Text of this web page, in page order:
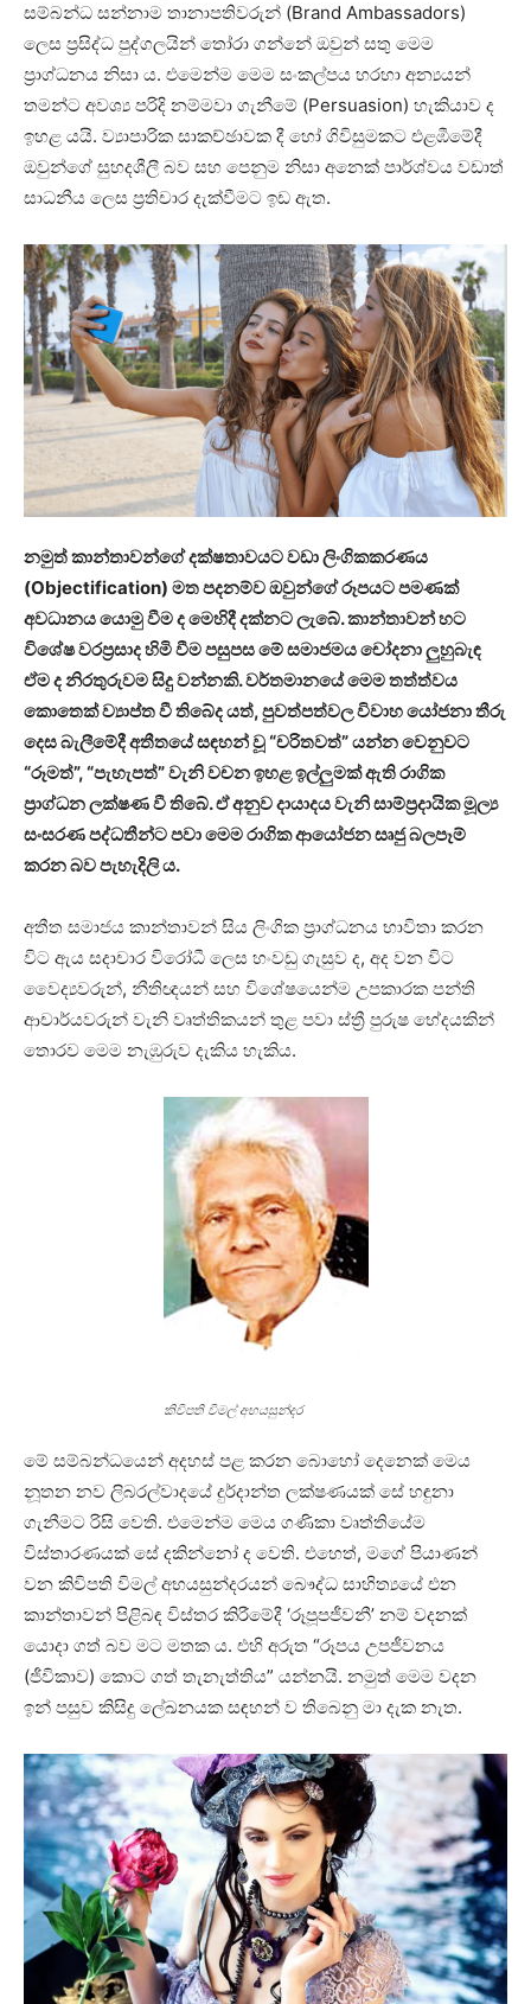
සම්බන්ධ සන්නාම තානාපතිවරුන් (Brand Ambassadors)
ලෙස ප්‍රසිද්ධ පුද්ගලයින් තෝරා ගන්නේ ඔවුන් සතු මෙම
ප්‍රාග්ධනය නිසා ය. එමෙන්ම මෙම සංකල්පය හරහා අන්‍යයන්
තමන්ට අවශ්‍ය පරිදි නම්මවා ගැනීමේ (Persuasion) හැකියාව ද
ඉහළ යයි. ව්‍යාපාරික සාකච්ඡාවක දී හෝ ගිවිසුමකට එළඹීමේදී
ඔවුන්ගේ සුහදශීලී බව සහ පෙනුම නිසා අනෙක් පාර්ශ්වය වඩාත්
සාධනීය ලෙස ප්‍රතිචාර දැක්වීමට ඉඩ ඇත.
නමුත් කාන්තාවන්ගේ දක්ෂතාවයට වඩා ලිංගිකකරණය
(Objectification) මත පදනම්ව ඔවුන්ගේ රූපයට පමණක්
අවධානය යොමු වීම ද මෙහිදී දක්නට ලැබේ. කාන්තාවන් හට
විශේෂ වරප්‍රසාද හිමි වීම පසුපස මේ සමාජමය චෝදනා ලුහුබැඳ
ඒම ද නිරතුරුවම සිදු වන්නකි. වර්තමානයේ මෙම තත්ත්වය
කොතෙක් ව්‍යාප්ත වී තිබේද යත්, පුවත්පත්වල විවාහ යෝජනා තීරු
දෙස බැලීමේදී අතීතයේ සඳහන් වූ “චරිතවත්” යන්න වෙනුවට
“රූමත්”, “පැහැපත්” වැනි වචන ඉහළ ඉල්ලුමක් ඇති රාගික
ප්‍රාග්ධන ලක්ෂණ වී තිබේ. ඒ අනුව දායාදය වැනි සාම්ප්‍රදායික මූල්‍ය
සංසරණ පද්ධතීන්ට පවා මෙම රාගික ආයෝජන සෘජු බලපෑම්
කරන බව පැහැදිලි ය.
අතීත සමාජය කාන්තාවන් සිය ලිංගික ප්‍රාග්ධනය භාවිතා කරන
විට ඇය සදාචාර විරෝධී ලෙස හංවඩු ගැසුව ද, අද වන විට
වෛද්‍යවරුන්, නීතිඥයන් සහ විශේෂයෙන්ම උපකාරක පන්ති
ආචාර්යවරුන් වැනි වෘත්තිකයන් තුළ පවා ස්ත්‍රී පුරුෂ භේදයකින්
තොරව මෙම නැඹුරුව දැකිය හැකිය.
කිවිපති විමල් අභයසුන්දර
මේ සම්බන්ධයෙන් අදහස් පළ කරන බොහෝ දෙනෙක් මෙය
නූතන නව ලිබරල්වාදයේ දුර්දාන්ත ලක්ෂණයක් සේ හඳුනා
ගැනීමට රිසි වෙති. එමෙන්ම මෙය ගණිකා වෘත්තියේම
විස්තාරණයක් සේ දකින්නෝ ද වෙති. එහෙත්, මගේ පියාණන්
වන කිවිපති විමල් අභයසුන්දරයන් බෞද්ධ සාහිත්‍යයේ එන
කාන්තාවන් පිළිබඳ විස්තර කිරීමේදී ‘රූපූපජීවනී’ නම් වදනක්
යොදා ගත් බව මට මතක ය. එහි අරුත “රූපය උපජීවනය
(ජීවිකාව) කොට ගත් තැනැත්තිය” යන්නයි. නමුත් මෙම වදන
ඉන් පසුව කිසිදු ලේඛනයක සඳහන් ව තිබෙනු මා දැක නැත.